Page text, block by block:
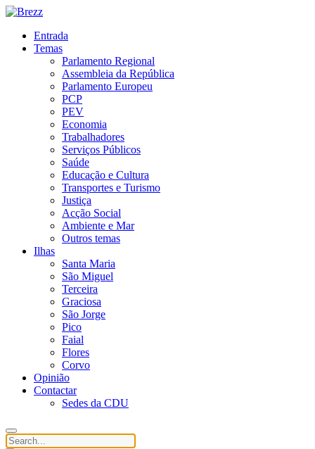
Entrada
Temas
Parlamento Regional
Assembleia da República
Parlamento Europeu
PCP
PEV
Economia
Trabalhadores
Serviços Públicos
Saúde
Educação e Cultura
Transportes e Turismo
Justiça
Acção Social
Ambiente e Mar
Outros temas
Ilhas
Santa Maria
São Miguel
Terceira
Graciosa
São Jorge
Pico
Faial
Flores
Corvo
Opinião
Contactar
Sedes da CDU